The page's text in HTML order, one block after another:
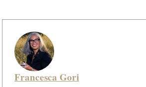
Francesca Gori